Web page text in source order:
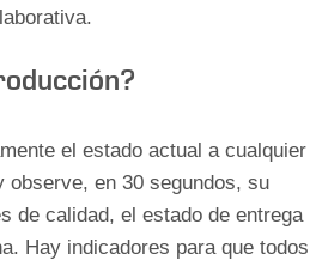
el estado actual a cualquier
observe, en 30 segundos, su
de calidad, el estado de entrega
Hay indicadores para que todos